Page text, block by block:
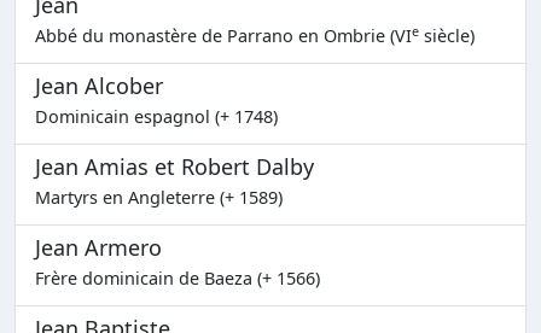
Abbé du monastère de Parrano en Ombrie (VIe siècle)
Jean Alcober
Dominicain espagnol (+ 1748)
Jean Amias et Robert Dalby
Martyrs en Angleterre (+ 1589)
Jean Armero
Frère dominicain de Baeza (+ 1566)